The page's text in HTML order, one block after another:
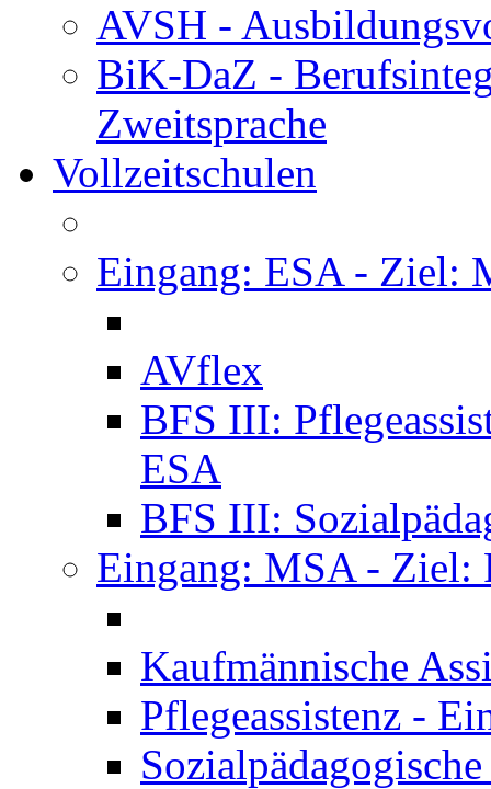
AVSH -
BiK-DaZ -
Zweitsprache
Vollzeitschulen
Eingang: ESA - Ziel:
AVflex
BFS III:
ESA
BFS III:
Eingang: MSA - Ziel:
Kaufmännische
Pflegeassistenz -